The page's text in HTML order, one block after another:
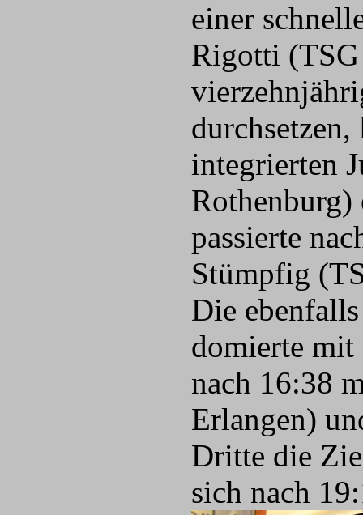
einer
Rigotti
integrierten
Rothenburg)
passierte
Stümpfig
Die
domierte mit
nach 16:38
Erlangen)
Dritte die
sich nach